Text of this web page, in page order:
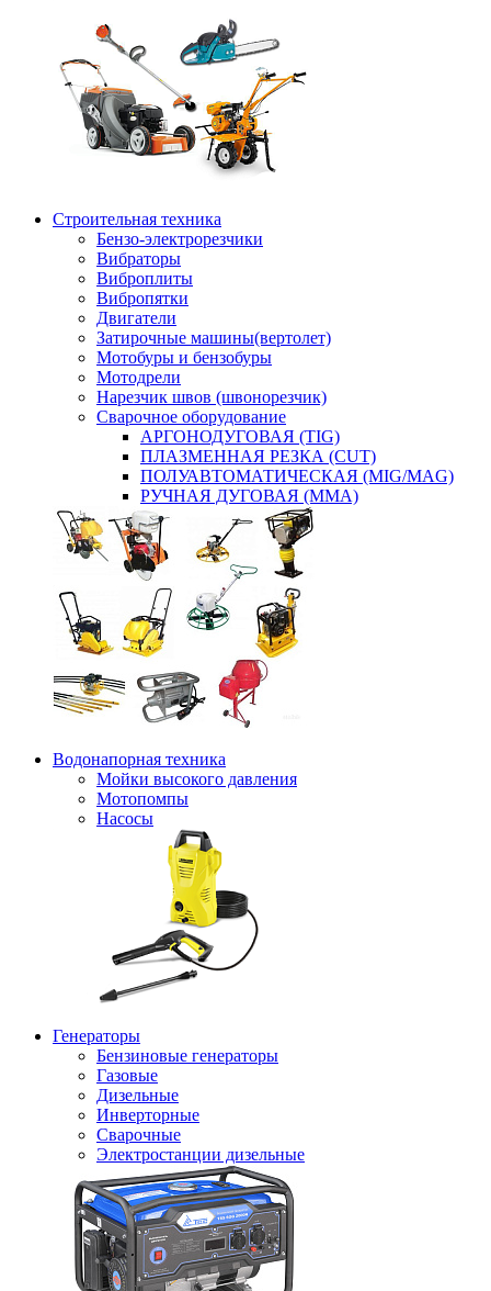
Строительная техника
Бензо-электрорезчики
Вибраторы
Виброплиты
Вибропятки
Двигатели
Затирочные машины(вертолет)
Мотобуры и бензобуры
Мотодрели
Нарезчик швов (швонорезчик)
Сварочное оборудование
АРГОНОДУГОВАЯ (TIG)
ПЛАЗМЕННАЯ РЕЗКА (CUT)
ПОЛУАВТОМАТИЧЕСКАЯ (MIG/MAG)
РУЧНАЯ ДУГОВАЯ (MMA)
Водонапорная техника
Мойки высокого давления
Мотопомпы
Насосы
Генераторы
Бензиновые генераторы
Газовые
Дизельные
Инверторные
Сварочные
Электростанции дизельные